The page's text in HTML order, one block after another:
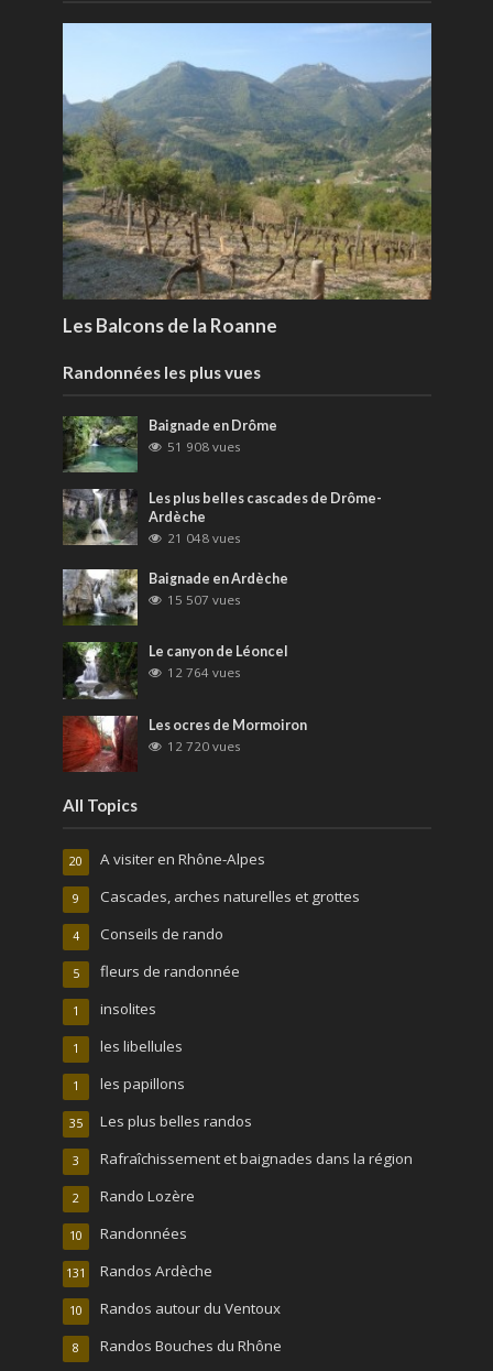
Les Balcons de la Roanne
Randonnées les plus vues
Baignade en Drôme
51 908 vues
Les plus belles cascades de Drôme-
Ardèche
21 048 vues
Baignade en Ardèche
15 507 vues
Le canyon de Léoncel
12 764 vues
Les ocres de Mormoiron
12 720 vues
All Topics
A visiter en Rhône-Alpes
20
Cascades, arches naturelles et grottes
9
Conseils de rando
4
fleurs de randonnée
5
insolites
1
les libellules
1
les papillons
1
Les plus belles randos
35
Rafraîchissement et baignades dans la région
3
Rando Lozère
2
Randonnées
10
Randos Ardèche
131
Randos autour du Ventoux
10
Randos Bouches du Rhône
8